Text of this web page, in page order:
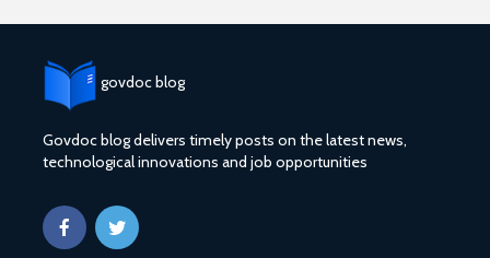
govdoc blog
Govdoc blog delivers timely posts on the latest news,
technological innovations and job opportunities